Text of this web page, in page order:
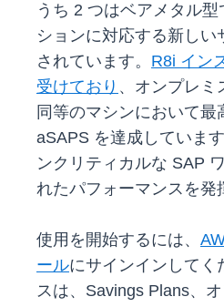
うち 2 つはベアメタル
ションに対応する新しい
されています。 R8i イン
受けており 、オンプレミ
同等のマシンにおいて
aSAPS を達成していま
ンクリティカルな SAP
れたパフォーマンスを発
使用を開始するには、
ールにサインインしてく
スは、Savings Plans、